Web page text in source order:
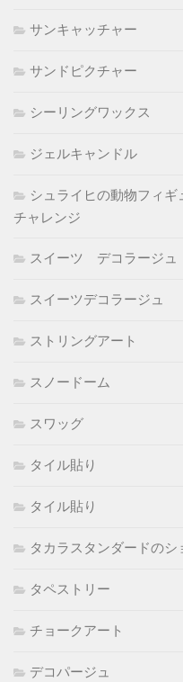
サンキャッチャー
サンドピクチャー
シーリングワックス
ジェルキャンドル
シュライヒの動物フィ
チャレンジ
スイーツ デコラージュ
スイーツデコラージュ
ストリングアート
スノードーム
スワッグ
タイル貼り
タイル貼り
タカラスタンダードのシ
タペストリー
チョークアート
デコパージュ